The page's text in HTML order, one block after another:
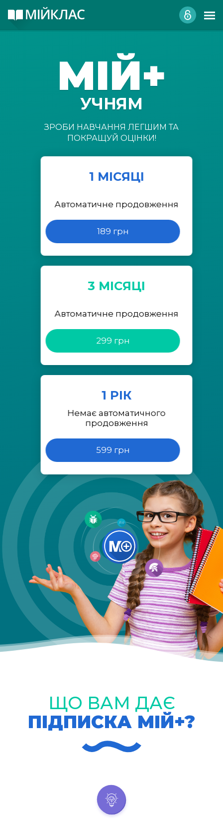
МІЙ+
УЧНЯМ
ЗРОБИ НАВЧАННЯ ЛЕГШИМ ТА
ПОКРАЩУЙ ОЦІНКИ!
1 МІСЯЦІ
Автоматичне продовження
189 грн
3 МІСЯЦІ
Автоматичне продовження
299 грн
1 РІК
Немає автоматичного
продовження
599 грн
ЩО ВАМ ДАЄ
ПІДПИСКА МІЙ+?